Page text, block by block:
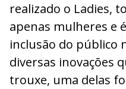
realizado o Ladies,
apenas mulheres e
inclusão do público
diversas inovações
trouxe, uma delas